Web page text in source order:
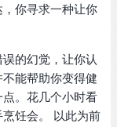
你寻求一种让你
的幻觉，让你认
能帮助你变得健
。花几个小时看
饪会。 以此为前